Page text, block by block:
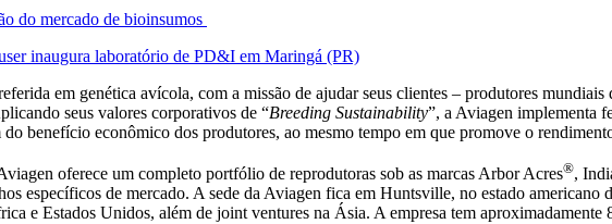
do mercado de bioinsumos
inaugura laboratório de PD&I em Maringá (PR)
em genética avícola, com a missão de ajudar seus clientes – produtores
seus valores corporativos de “Breeding Sustainability”, a Aviagen implementa
benefício econômico dos produtores, ao mesmo tempo em que promove o
oferece um completo portfólio de reprodutoras sob as marcas Arbor Acres®,
específicos de mercado. A sede da Aviagen fica em Huntsville, no estado
e Estados Unidos, além de joint ventures na Ásia. A empresa tem aproximadamente